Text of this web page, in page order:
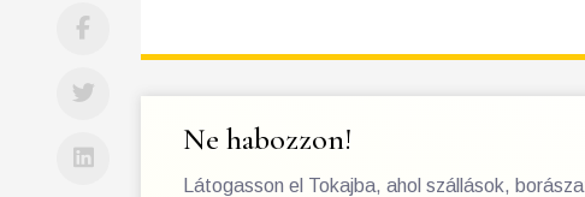
Ne habozzon!
Látogasson el Tokajba, ahol szállások,